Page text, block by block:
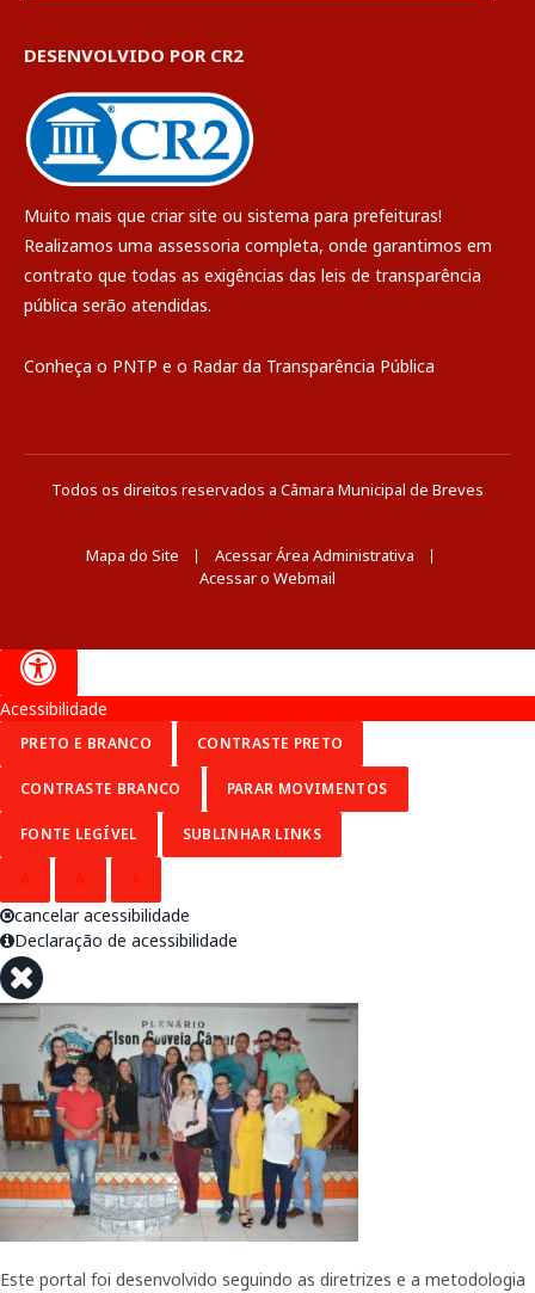
DESENVOLVIDO POR CR2
Muito mais que criar site ou sistema para prefeituras!
Realizamos uma assessoria completa, onde garantimos em
contrato que todas as exigências das leis de transparência
pública serão atendidas.
Conheça o PNTP e o Radar da Transparência Pública
Todos os direitos reservados a Câmara Municipal de Breves
Mapa do Site
Acessar Área Administrativa
Acessar o Webmail
Acessibilidade
PRETO E BRANCO CONTRASTE PRETO
CONTRASTE BRANCO PARAR MOVIMENTOS
FONTE LEGÍVEL SUBLINHAR LINKS
cancelar acessibilidade
Declaração de acessibilidade
Este portal foi desenvolvido seguindo as diretrizes e a metodologia